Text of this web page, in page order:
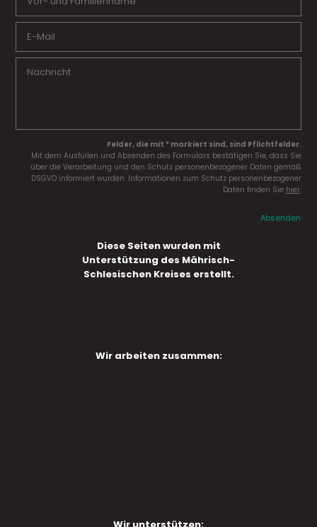
Felder, die mit * markiert sind, sind Pflichtfelder.
Mit dem Ausfüllen und Absenden des Formulars bestätigen Sie, dass Sie
über die Verarbeitung und den Schutz personenbezogener Daten gemäß
DSGVO informiert wurden. Informationen zum Schutz personenbezogener
Daten finden Sie hier.
Absenden
Diese Seiten wurden mit
Unterstützung des Mährisch-
Schlesischen Kreises erstellt.
Wir arbeiten zusammen: